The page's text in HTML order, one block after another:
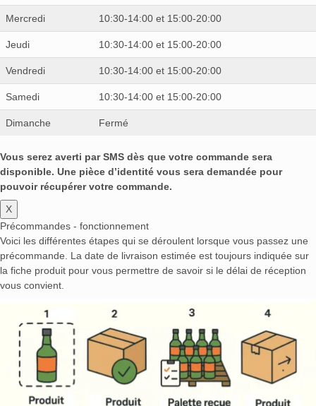
Mercredi 10:30-14:00 et 15:00-20:00
Jeudi 10:30-14:00 et 15:00-20:00
Vendredi 10:30-14:00 et 15:00-20:00
Samedi 10:30-14:00 et 15:00-20:00
Dimanche Fermé
Vous serez averti par SMS dès que votre commande sera
disponible. Une pièce d’identité vous sera demandée pour
pouvoir récupérer votre commande.
X
Précommandes - fonctionnement
Voici les différentes étapes qui se déroulent lorsque vous passez une
précommande. La date de livraison estimée est toujours indiquée sur
la fiche produit pour vous permettre de savoir si le délai de réception
vous convient.